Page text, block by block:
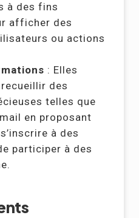
à des fins
afficher des
ou actions
: Elles
des
telles que
en proposant
à des
participer à des